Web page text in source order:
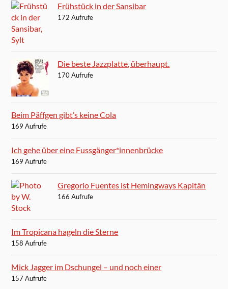
Frühstück in der Sansibar
172 Aufrufe
Die beste Jazzplatte, überhaupt.
170 Aufrufe
Beim Päffgen gibt’s keine Cola
169 Aufrufe
Ich gehe über eine Fussgänger*innenbrücke
169 Aufrufe
Gregorio Fuentes ist Hemingways Kapitän
166 Aufrufe
Im Tropicana hageln die Sterne
158 Aufrufe
Mick Jagger im Dschungel – und noch einer
157 Aufrufe